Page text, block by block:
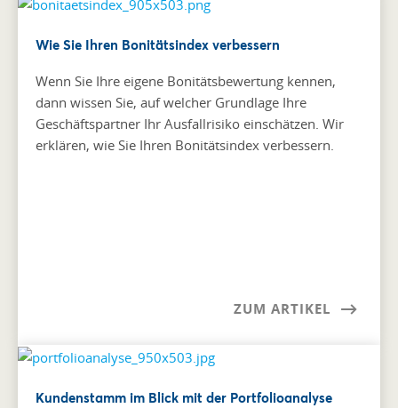
Wie Sie Ihren Bonitätsindex verbessern
Wenn Sie Ihre eigene Bonitätsbewertung kennen,
dann wissen Sie, auf welcher Grundlage Ihre
Geschäftspartner Ihr Ausfallrisiko einschätzen. Wir
erklären, wie Sie Ihren Bonitätsindex verbessern.
ZUM ARTIKEL
Kundenstamm im Blick mit der Portfolioanalyse